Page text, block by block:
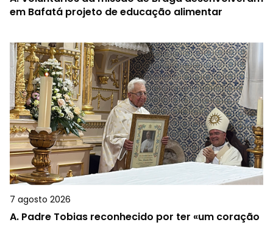
em Bafatá projeto de educação alimentar
7 agosto 2026
A. Padre Tobias reconhecido por ter «um coração